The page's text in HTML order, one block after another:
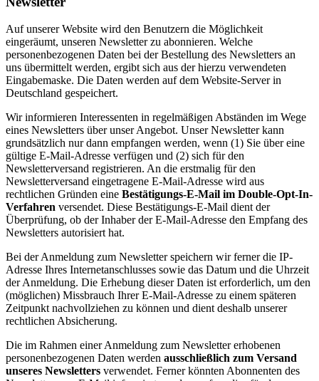
Auf unserer Website wird den Benutzern die Möglichkeit
eingeräumt, unseren Newsletter zu abonnieren. Welche
personenbezogenen Daten bei der Bestellung des Newsletters an
uns übermittelt werden, ergibt sich aus der hierzu verwendeten
Eingabemaske. Die Daten werden auf dem Website-Server in
Deutschland gespeichert.
Wir informieren Interessenten in regelmäßigen Abständen im Wege
eines Newsletters über unser Angebot. Unser Newsletter kann
grundsätzlich nur dann empfangen werden, wenn (1) Sie über eine
gültige E-Mail-Adresse verfügen und (2) sich für den
Newsletterversand registrieren. An die erstmalig für den
Newsletterversand eingetragene E-Mail-Adresse wird aus
rechtlichen Gründen eine Bestätigungs-E-Mail im Double-Opt-In-
Verfahren versendet. Diese Bestätigungs-E-Mail dient der
Überprüfung, ob der Inhaber der E-Mail-Adresse den Empfang des
Newsletters autorisiert hat.
Bei der Anmeldung zum Newsletter speichern wir ferner die IP-
Adresse Ihres Internetanschlusses sowie das Datum und die Uhrzeit
der Anmeldung. Die Erhebung dieser Daten ist erforderlich, um den
(möglichen) Missbrauch Ihrer E-Mail-Adresse zu einem späteren
Zeitpunkt nachvollziehen zu können und dient deshalb unserer
rechtlichen Absicherung.
Die im Rahmen einer Anmeldung zum Newsletter erhobenen
personenbezogenen Daten werden ausschließlich zum Versand
unseres Newsletters verwendet. Ferner könnten Abonnenten des